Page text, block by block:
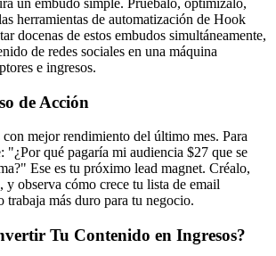
un embudo simple. Pruébalo, optimízalo,
herramientas de automatización de Hook
docenas de estos embudos simultáneamente,
de redes sociales en una máquina
e ingresos.
de Acción
mejor rendimiento del último mes. Para
"¿Por qué pagaría mi audiencia $27 que se
Ese es tu próximo lead magnet. Créalo,
y observa cómo crece tu lista de email
trabaja más duro para tu negocio.
Tu Contenido en Ingresos?